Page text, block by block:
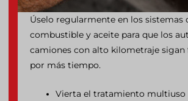
Úselo regularmente en los sistemas
combustible y aceite para que los
camiones con alto kilometraje sigan
por más tiempo.
Vierta el tratamiento multiuso